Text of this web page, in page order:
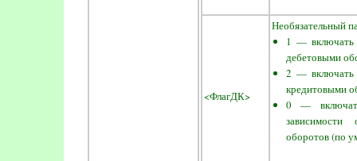
<ФлагДК>
Необязательный
1 — включать
дебетовыми
2 — включать
кредитовыми
0 —
зависимости
оборотов (по